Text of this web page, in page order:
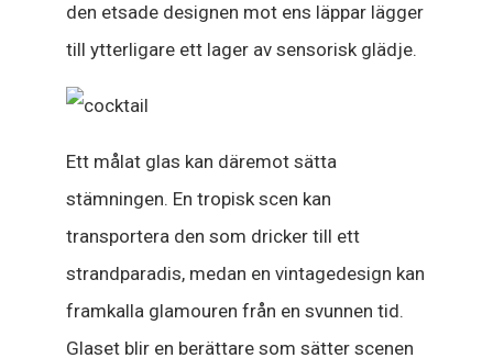
den etsade designen mot ens läppar lägger
till ytterligare ett lager av sensorisk glädje.
Ett målat glas kan däremot sätta
stämningen. En tropisk scen kan
transportera den som dricker till ett
strandparadis, medan en vintagedesign kan
framkalla glamouren från en svunnen tid.
Glaset blir en berättare som sätter scenen